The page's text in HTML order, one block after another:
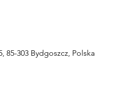
85-303 Bydgoszcz, Polska